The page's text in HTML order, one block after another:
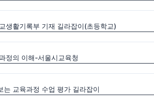
생활기록부 기재 길라잡이(초등학교)
정의 이해-서울시교육청
는 교육과정 수업 평가 길라잡이